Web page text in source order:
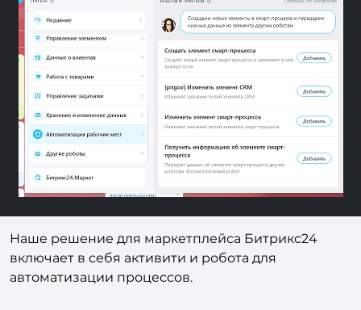
Previous
Наше решение для маркетплейса Битрикс24
включает в себя активити и робота для
автоматизации процессов.